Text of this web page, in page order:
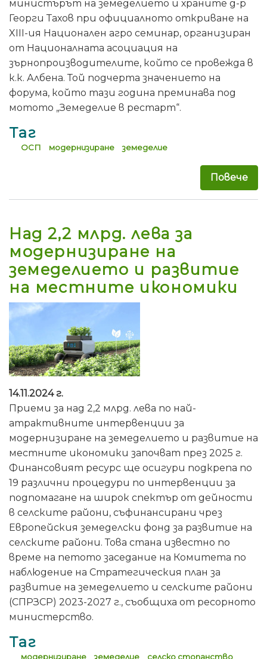
министърът на земеделието и храните д-р
Георги Тахов при официалното откриване на
XIII-ия Национален агро семинар, организиран
от Националната асоциация на
зърнопроизводителите, който се провежда в
к.к. Албена. Той подчерта значението на
форума, който тази година преминава под
мотото „Земеделие в рестарт“.
Таг
ОСП модернизиране земеделие
Повече
Над 2,2 млрд. лева за
модернизиране на
земеделието и развитие
на местните икономики
14.11.2024 г.
Приеми за над 2,2 млрд. лева по най-
атрактивните интервенции за
модернизиране на земеделието и развитие на
местните икономики започват през 2025 г.
Финансовият ресурс ще осигури подкрепа по
19 различни процедури по интервенции за
подпомагане на широк спектър от дейности
в селските райони, съфинансирани чрез
Европейския земеделски фонд за развитие на
селските райони. Това стана известно по
време на петото заседание на Комитета по
наблюдение на Стратегическия план за
развитие на земеделието и селските райони
(СПРЗСР) 2023-2027 г., съобщиха от ресорното
министерство.
Таг
модернизиране земеделие селско стопанство